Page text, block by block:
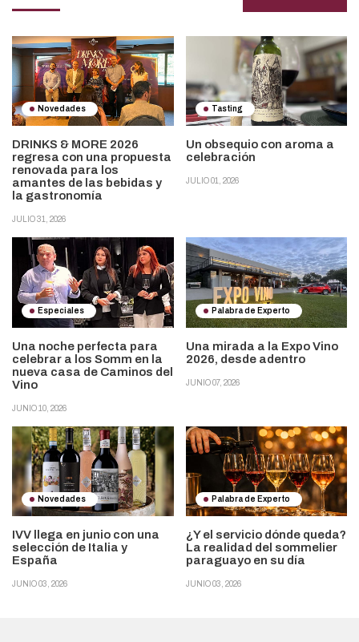
Novedades
DRINKS & MORE 2026
regresa con una propuesta
renovada para los
amantes de las bebidas y
la gastronomía
JULIO 31, 2026
Tasting
Un obsequio con aroma a
celebración
JULIO 01, 2026
Especiales
Una noche perfecta para
celebrar a los Somm en la
nueva casa de Caminos del
Vino
JUNIO 10, 2026
Palabra de Experto
Una mirada a la Expo Vino
2026, desde adentro
JUNIO 07, 2026
Novedades
IVV llega en junio con una
selección de Italia y
España
JUNIO 03, 2026
Palabra de Experto
¿Y el servicio dónde queda?
La realidad del sommelier
paraguayo en su día
JUNIO 03, 2026